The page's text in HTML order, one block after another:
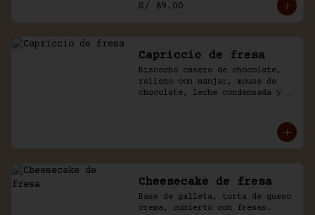
S/ 89.00
Capriccio de fresa
Bizcocho casero de chocolate,
relleno con manjar, mouse de
chocolate, leche condensada y
Cheesecake de fresa
Base de galleta, torta de queso
crema, cubierto con fresas.